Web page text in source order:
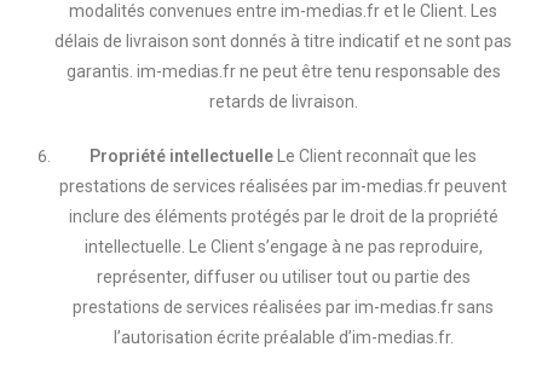
modalités convenues entre im-medias.fr et le Client. Les
délais de livraison sont donnés à titre indicatif et ne sont pas
garantis. im-medias.fr ne peut être tenu responsable des
retards de livraison.
Propriété intellectuelle Le Client reconnaît que les
prestations de services réalisées par im-medias.fr peuvent
inclure des éléments protégés par le droit de la propriété
intellectuelle. Le Client s’engage à ne pas reproduire,
représenter, diffuser ou utiliser tout ou partie des
prestations de services réalisées par im-medias.fr sans
l’autorisation écrite préalable d’im-medias.fr.